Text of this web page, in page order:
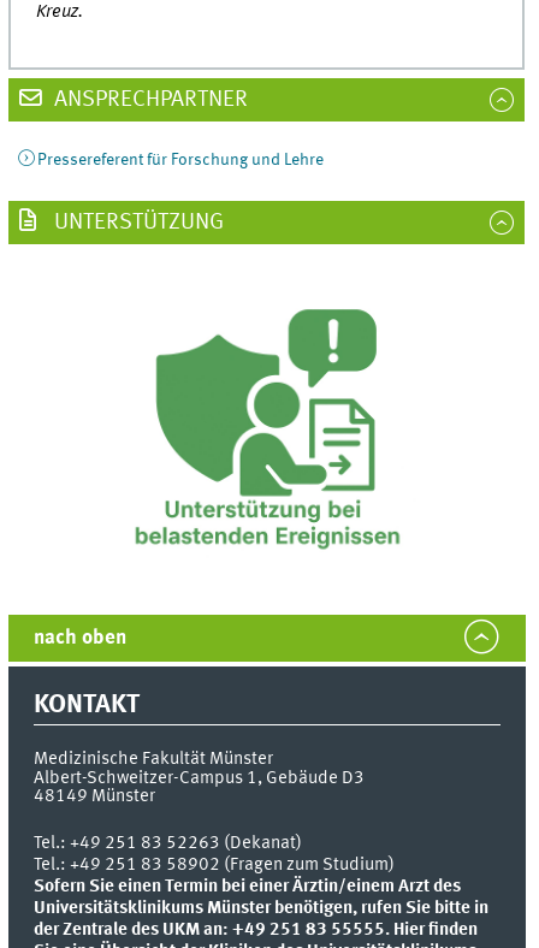
Kreuz.
ANSPRECHPARTNER
Pressereferent für Forschung und Lehre
UNTERSTÜTZUNG
nach oben
KONTAKT
Medizinische Fakultät Münster
Albert-Schweitzer-Campus 1, Gebäude D3
48149 Münster
Tel.:+49 251 83 52263 (Dekanat)
Tel.: +49 251 83 58902 (Fragen zum Studium)
Sofern Sie einen Termin bei einer Ärztin/einem Arzt des
Universitätsklinikums Münster benötigen, rufen Sie bitte in
der Zentrale des UKM an: +49 251 83 55555. Hier finden